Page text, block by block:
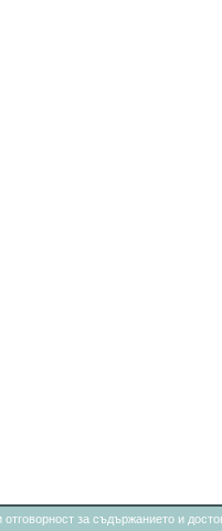
за съдържанието и